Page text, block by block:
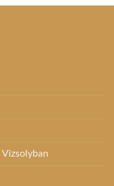
Vizsolyban